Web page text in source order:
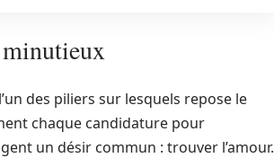
minutieux
des piliers sur lesquels repose le
chaque candidature pour
un désir commun : trouver l’amour.